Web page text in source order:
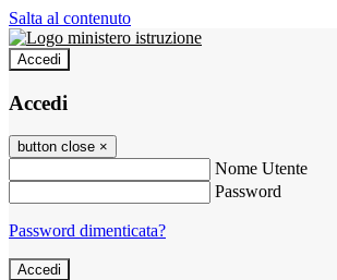
Salta al contenuto
Accedi
Accedi
button close ×
Nome Utente
Password
Password dimenticata?